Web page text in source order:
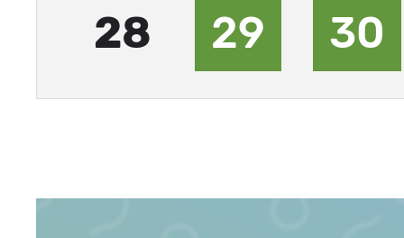
28
29 30